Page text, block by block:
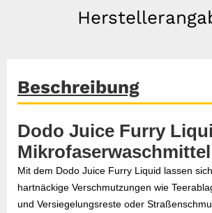
Beschreibung
Dodo Juice Furry
Mikrofaserwaschmittel
Mit dem Dodo Juice Furry Liquid lassen
hartnäckige Verschmutzungen wie
und Versiegelungsreste oder